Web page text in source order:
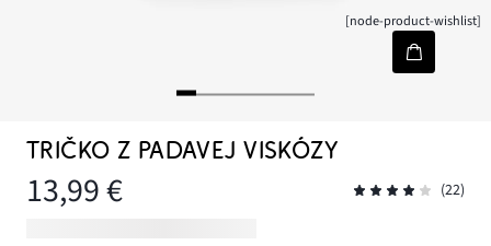
[node-product-wishlist]
TRIČKO Z PADAVEJ VISKÓZY
13,99 € (22)